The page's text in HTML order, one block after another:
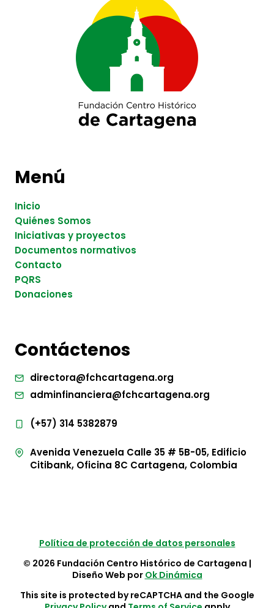
Menú
Inicio
Quiénes Somos
Iniciativas y proyectos
Documentos normativos
Contacto
PQRS
Donaciones
Contáctenos
directora@fchcartagena.org
adminfinanciera@fchcartagena.org
(+57) 314 5382879
Avenida Venezuela Calle 35 # 5B-05, Edificio
Citibank, Oficina 8C Cartagena, Colombia
Política de protección de datos personales
© 2026 Fundación Centro Histórico de Cartagena |
Diseño Web por Ok Dinámica
This site is protected by reCAPTCHA and the Google